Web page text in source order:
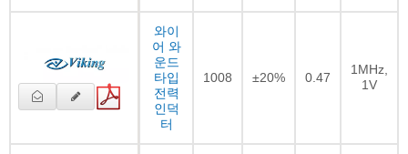
와이
어 와
운드
타입
전력
인덕
터
1008 ±20% 0.47
1MHz,
1V